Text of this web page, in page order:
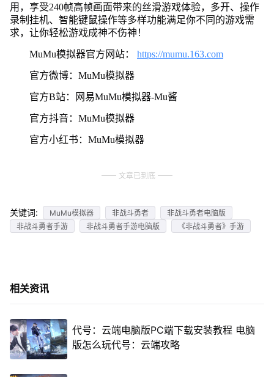
用，享受240帧高帧画面带来的丝滑游戏体验，多开、操作
录制挂机、智能键鼠操作等多样功能满足你不同的游戏需
求，让你轻松游戏成神不伤神！
MuMu模拟器官方网站： https://mumu.163.com
官方微博：MuMu模拟器
官方B站：网易MuMu模拟器-Mu酱
官方抖音：MuMu模拟器
官方小红书：MuMu模拟器
文章已到底
关键词: MuMu模拟器 非战斗勇者
非战斗勇者电脑版
非战斗勇者手游
非战斗勇者手游电脑版 《非战斗勇者》手游
相关资讯
代号：云端电脑版PC端下载安装教程 电脑
版怎么玩代号：云端攻略